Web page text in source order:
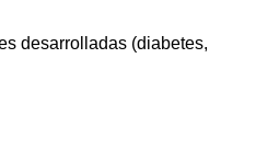
desarrolladas (diabetes,